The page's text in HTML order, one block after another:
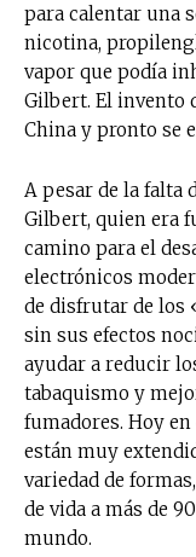
para calentar una
nicotina,
vapor que podía
Gilbert. El invento
China y pronto se
A pesar de la falta
Gilbert, quien era
camino para el
electrónicos
de disfrutar de los
sin sus efectos
ayudar a reducir
tabaquismo y
fumadores. Hoy
están muy
variedad de
de vida a más de
mundo.